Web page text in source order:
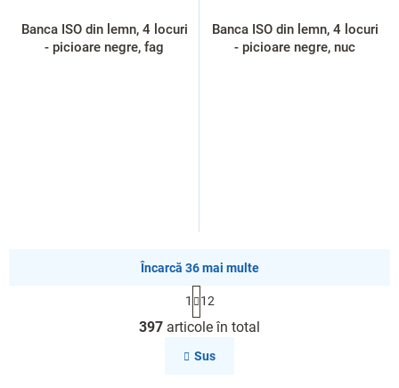
Banca ISO din lemn, 4 locuri
- picioare negre, fag
Banca ISO din lemn, 4 locuri
- picioare negre, nuc
C
o
n
Încarcă 36 mai multe
P
a
g
i
n
1 12
397 articole în total
Sus